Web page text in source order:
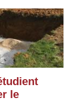
le